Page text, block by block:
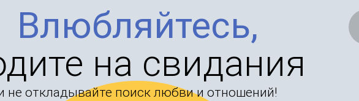
Влюбляйтесь,
на свидания
не откладывайте поиск любви и отношений!